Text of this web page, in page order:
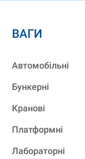
ВАГИ
Автомобільні
Бункерні
Кранові
Платформні
Лабораторні